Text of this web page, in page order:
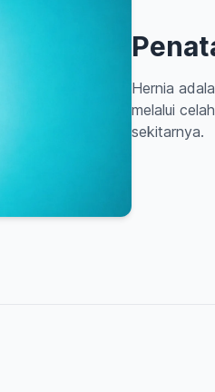
Hernia
melalui
sekitarnya.